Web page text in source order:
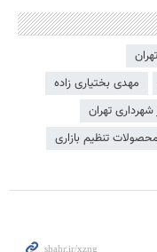
مهدی بختیاری زاده
تهران
تنظیم بازاری